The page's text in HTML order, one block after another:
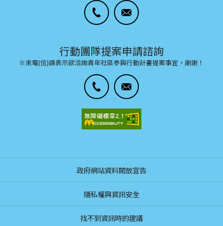
行動團隊提案申請諮詢
※來電(信)請表示欲洽詢青年社區參與行動計畫提案事宜，謝謝！
政府網站資料開放宣告
隱私權與資訊安全
找不到資訊時的建議